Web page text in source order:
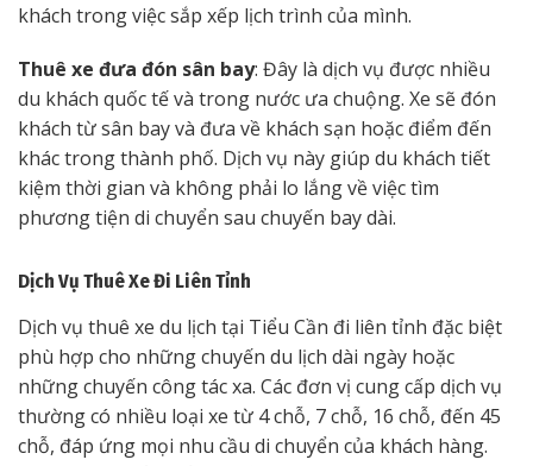
khách trong việc sắp xếp lịch trình của mình.
Thuê xe đưa đón sân bay: Đây là dịch vụ được nhiều
du khách quốc tế và trong nước ưa chuộng. Xe sẽ đón
khách từ sân bay và đưa về khách sạn hoặc điểm đến
khác trong thành phố. Dịch vụ này giúp du khách tiết
kiệm thời gian và không phải lo lắng về việc tìm
phương tiện di chuyển sau chuyến bay dài.
Dịch Vụ Thuê Xe Đi Liên Tỉnh
Dịch vụ thuê xe du lịch tại Tiểu Cần đi liên tỉnh đặc biệt
phù hợp cho những chuyến du lịch dài ngày hoặc
những chuyến công tác xa. Các đơn vị cung cấp dịch vụ
thường có nhiều loại xe từ 4 chỗ, 7 chỗ, 16 chỗ, đến 45
chỗ, đáp ứng mọi nhu cầu di chuyển của khách hàng.